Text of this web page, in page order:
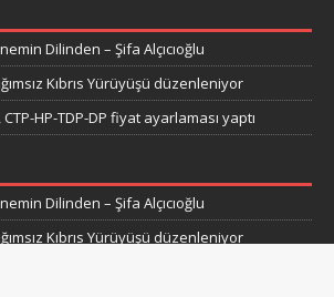
Dilinden – Şifa Alçıcıoğlu
Kıbrıs Yürüyüşü düzenleniyor
HP-TDP-DP fiyat ayarlaması yaptı
Dilinden – Şifa Alçıcıoğlu
Kıbrıs Yürüyüşü düzenleniyor